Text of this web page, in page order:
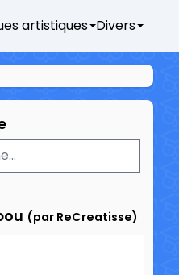
artistiques Divers
(par ReCreatisse)